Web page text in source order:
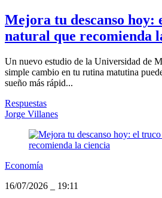
Mejora tu descanso hoy:
natural que recomienda
Un nuevo estudio de la Universidad de
simple cambio en tu rutina matutina
sueño más rápid...
Respuestas
Jorge Villanes
Economía
16/07/2026
19:11